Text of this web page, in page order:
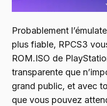
Probablement
plus fiable, RPCS3
ROM.ISO de
transparente que
grand public, et avec
que vous pouvez